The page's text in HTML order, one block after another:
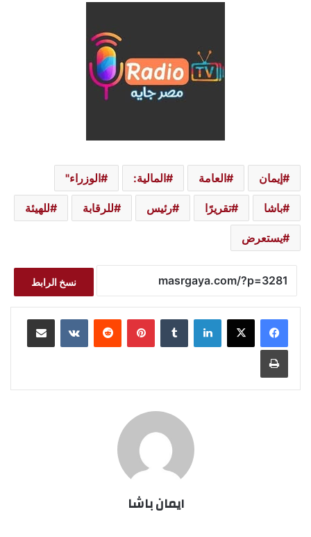
إيمان العامة المالية: الوزراء"
باشا تقريرًا رئيس للرقابة للهيئة
يستعرض
نسخ الرابط
لينكدإن بينتيريست مشاركة عبر البريد
طباعة
ايمان باشا